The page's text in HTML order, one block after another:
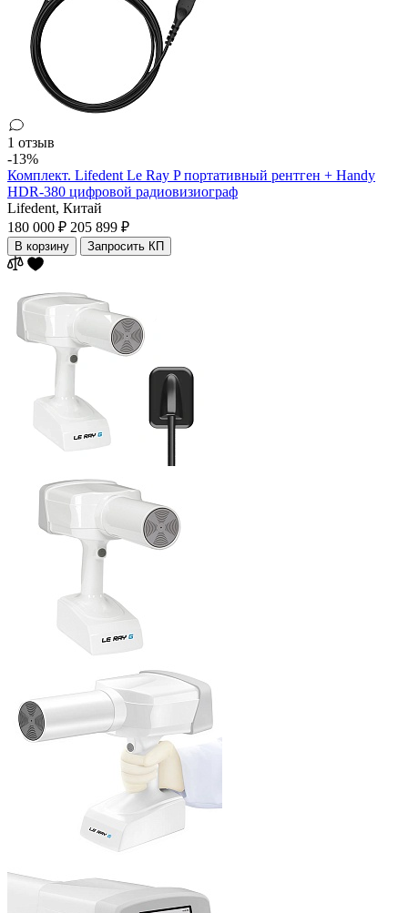
1 отзыв
-13%
Комплект. Lifedent Le Ray P портативный рентген + Handy
HDR-380 цифровой радиовизиограф
Lifedent, Китай
180 000 ₽ 205 899 ₽
В корзину Запросить КП